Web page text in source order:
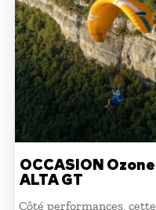
OCCASION Ozone
ALTA GT
Côté performances, cette